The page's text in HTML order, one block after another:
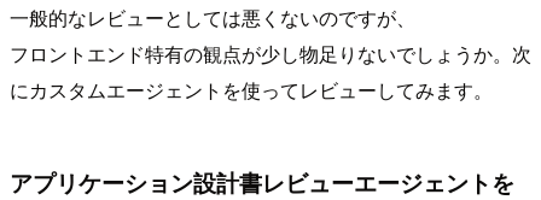
一般的なレビューとしては悪くないのですが、
フロントエンド特有の観点が少し物足りないでしょうか。次
にカスタムエージェントを使ってレビューしてみます。
アプリケーション設計書レビューエージェントを